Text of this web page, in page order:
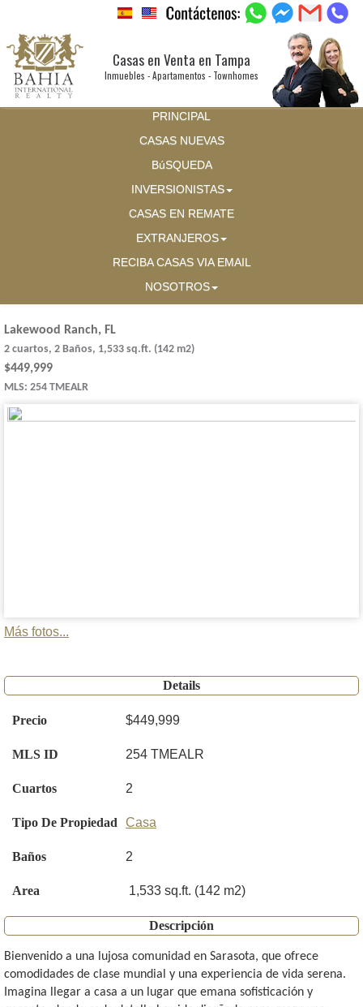
Casas en Venta en Tampa
Inmuebles - Apartamentos - Townhomes
PRINCIPAL
CASAS NUEVAS
BúSQUEDA
INVERSIONISTAS
CASAS EN REMATE
EXTRANJEROS
RECIBA CASAS VIA EMAIL
NOSOTROS
Lakewood Ranch, FL
2 cuartos, 2 Baños, 1,533 sq.ft. (142 m2)
$449,999
MLS: 254 TMEALR
Más fotos...
Details
Precio $449,999
MLS ID 254 TMEALR
Cuartos 2
Tipo De Propiedad Casa
Baños 2
Area 1,533 sq.ft. (142 m2)
Descripción
Bienvenido a una lujosa comunidad en Sarasota, que ofrece
comodidades de clase mundial y una experiencia de vida serena.
Imagina llegar a casa a un lugar que emana sofisticación y